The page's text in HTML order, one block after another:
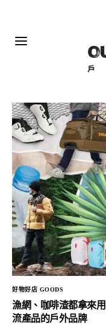
好物好店 GOODS
漁網、咖啡渣都拿來
流產品的戶外品牌